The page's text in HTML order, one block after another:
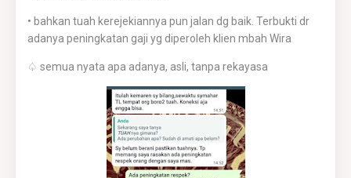
• bahkan tuah kerejekiannya pun jalan dg baik. Terbukti dr
adanya peningkatan gaji yg diperoleh klien mbah Wira
♤ semua nyata apa adanya, asli, tanpa rekayasa